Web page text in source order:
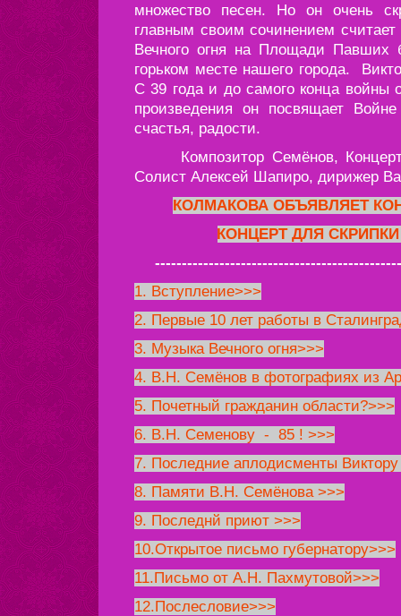
множество песен. Но он очень
главным своим сочинением
Вечного огня на Площади Павших
горьком месте нашего города.
С 39 года и до самого конца
произведения он посвящает
счастья, радости.
Композитор Семёнов, Концерт
Солист Алексей Шапиро, дирижер
КОЛМАКОВА ОБЪЯВЛЯЕТ
КОНЦЕРТ ДЛЯ
1. Вступление>>>
2. Первые 10 лет работы в
3. Музыка Вечного огня>>>
4. В.Н. Семёнов в фотографиях из
5. Почетный гражданин области?>>>
6. В.Н. Семенову - 85 ! >>>
7. Последние аплодисменты
8. Памяти В.Н. Семёнова >>>
9. Последнй приют >>>
10.Открытое письмо губернатору>>>
11.Письмо от А.Н. Пахмутовой>>>
12.Послесловие>>>